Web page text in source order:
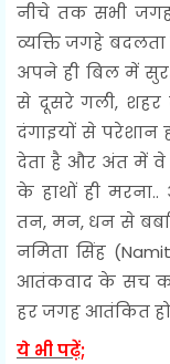
नीचे तक सभी जगह
व्यक्ति जगहे
अपने ही बिल में
से दूसरे गली, शहर
दंगाइयों से परेशान
देता है और अंत में वे
के हाथों ही
तन, मन, धन से
नमिता सिंह
आतंकवाद के सच को
हर जगह आतंकित
ये भी पढ़ें;